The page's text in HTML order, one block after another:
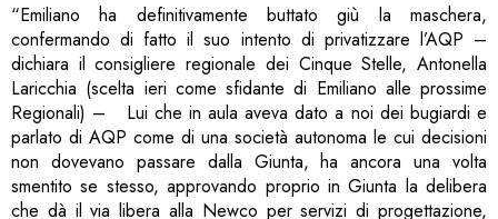
“Emiliano ha definitivamente buttato giù la maschera,
confermando di fatto il suo intento di privatizzare l’AQP –
dichiara il consigliere regionale dei Cinque Stelle, Antonella
Laricchia (scelta ieri come sfidante di Emiliano alle prossime
Regionali) – Lui che in aula aveva dato a noi dei bugiardi e
parlato di AQP come di una società autonoma le cui decisioni
non dovevano passare dalla Giunta, ha ancora una volta
smentito se stesso, approvando proprio in Giunta la delibera
che dà il via libera alla Newco per servizi di progettazione,